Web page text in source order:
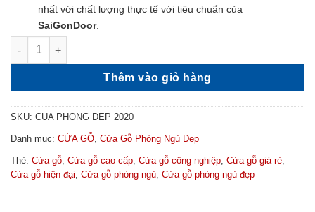
nhất với chất lượng thực tế với tiêu chuẩn của
SaiGonDoor.
Mẫu Cửa Phòng Ngủ Đẹp 2020 - Cửa Gỗ MDF Veneer P1G9
Thêm vào giỏ hàng
SKU: CUA PHONG DEP 2020
Danh mục: CỬA GỖ Cửa Gỗ Phòng Ngủ Đẹp
Thẻ: Cửa gỗ Cửa gỗ cao cấp Cửa gỗ công nghiệp Cửa gỗ giá rẻ
Cửa gỗ hiện đại Cửa gỗ phòng ngủ Cửa gỗ phòng ngủ đẹp